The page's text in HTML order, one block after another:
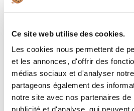
Ce site web utilise des cookies.
Les cookies nous permettent de
et les annonces, d'offrir des
médias sociaux et d'analyser
partageons également des
notre site avec nos partenaires
publicité et d'analyse, qui peuvent
AJOUTER AU